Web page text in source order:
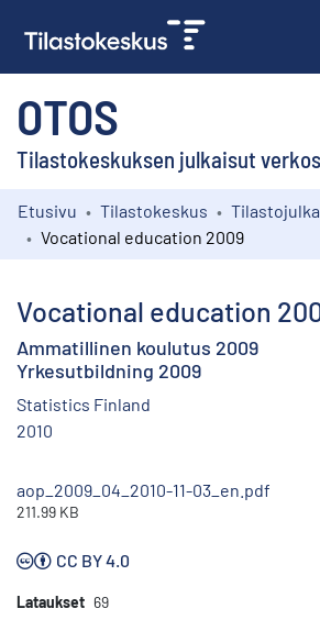
OTOS
Tilastokeskuksen julkaisut
Kokoelmat
Etusivu Tilastokeskus
Vocational education 2009
Vocational education
Ammatillinen koulutus 2009
Yrkesutbildning 2009
Statistics Finland
2010
aop_2009_04_2010-11-03_en.pdf
211.99 KB
CC BY 4.0
Lataukset 69